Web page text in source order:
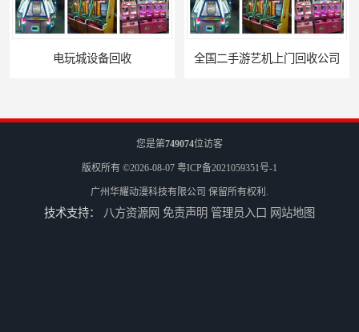
全国二手游艺机上门回收公司 电玩城整场回收
您是第749074位访客
版权所有 ©2026-08-07 粤ICP备2021059351号-1
广州华耀动漫科技有限公司 保留所有权利.
技术支持： 八方资源网 免责声明 管理员入口 网站地图